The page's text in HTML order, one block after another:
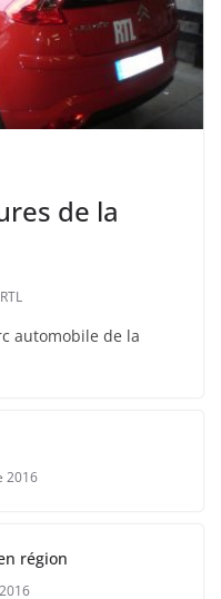
de la
automobile de la
2016
région